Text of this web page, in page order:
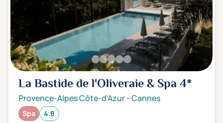
La Bastide de l'Oliveraie & Spa4*
Provence-Alpes Côte-d'Azur-Cannes
Spa 4.8